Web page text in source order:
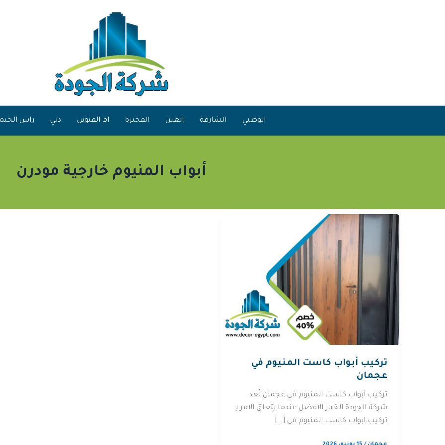
ابوظبي الشارقة العين الفجيرة ام القيوين دبي راس
أبواب المنيوم خارجية مودرن
تركيب أبواب كاست المنيوم في
عجمان
تركيب أبواب كاست المنيوم في عجمان تُعد
شركة الجودة الخيار الافضل عندما يتعلق الامر بـ
تركيب ابواب كاست المنيوم في […]